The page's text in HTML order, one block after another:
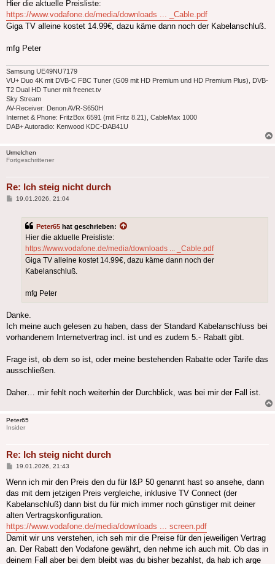
Hier die aktuelle Preisliste:
https://www.vodafone.de/media/downloads ... _Cable.pdf
Giga TV alleine kostet 14.99€, dazu käme dann noch der Kabelanschluß.
mfg Peter
Samsung UE49NU7179
VU+ Duo 4K mit DVB-C FBC Tuner (G09 mit HD Premium und HD Premium Plus), DVB-
T2 Dual HD Tuner mit freenet.tv
Sky Stream
AV-Receiver: Denon AVR-S650H
Internet & Phone: FritzBox 6591 (mit Fritz 8.21), CableMax 1000
DAB+ Autoradio: Kenwood KDC-DAB41U
Urmelchen
Fortgeschrittener
Re: Ich steig nicht durch
Beitrag
19.01.2026, 21:04
Peter65 hat geschrieben:
Hier die aktuelle Preisliste:
https://www.vodafone.de/media/downloads ... _Cable.pdf
Giga TV alleine kostet 14.99€, dazu käme dann noch der
Kabelanschluß.
mfg Peter
Danke.
Ich meine auch gelesen zu haben, dass der Standard Kabelanschluss bei
vorhandenem Internetvertrag incl. ist und es zudem 5.- Rabatt gibt.
Frage ist, ob dem so ist, oder meine bestehenden Rabatte oder Tarife das
ausschließen.
Daher… mir fehlt noch weiterhin der Durchblick, was bei mir der Fall ist.
Peter65
Insider
Re: Ich steig nicht durch
Beitrag
19.01.2026, 21:43
Wenn ich mir den Preis den du für I&P 50 genannt hast so ansehe, dann
das mit dem jetzigen Preis vergleiche, inklusive TV Connect (der
Kabelanschluß) dann bist du für mich immer noch günstiger mit deiner
alten Vertragskonfiguration.
https://www.vodafone.de/media/downloads ... screen.pdf
Damit wir uns verstehen, ich seh mir die Preise für den jeweiligen Vertrag
an. Der Rabatt den Vodafone gewährt, den nehme ich auch mit. Ob das in
deinem Fall aber bei dem bleibt was du bisher bezahlst, da hab ich arge